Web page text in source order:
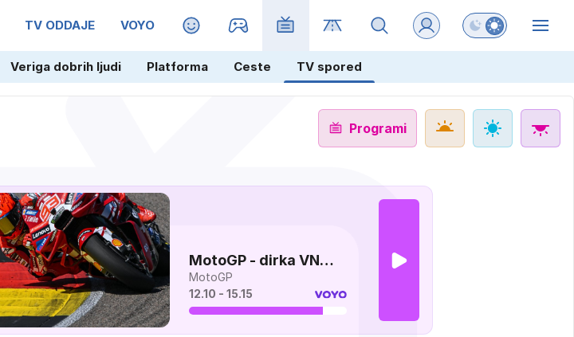
TV ODDAJE VOYO MAGAZIN Preklopi barvni
Veriga dobrih ljudi Platforma Ceste TV spored
Programi
MotoGP - dirka VN
Velike Britanije
MotoGP
12.10 - 15.15